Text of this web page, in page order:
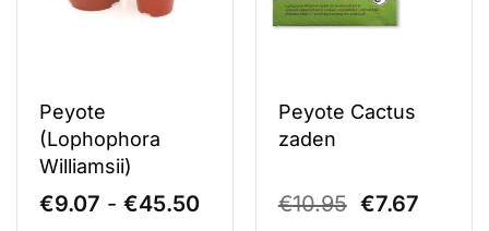
Peyote
(Lophophora
Williamsii)
€9.07 - €45.50Prijsklasse:
Peyote Cactus
zaden
€10.95 €7.67